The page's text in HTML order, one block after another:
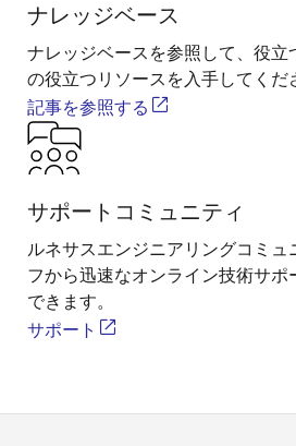
ナレッジベース
ナレッジベースを参照して、役立
の役立つリソースを入手してくだ
記事を参照する
サポートコミュニティ
ルネサスエンジニアリングコミュ
フから迅速なオンライン技術サ
できます。
サポート